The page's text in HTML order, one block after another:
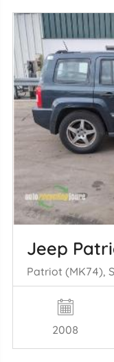
Jeep
Patriot (MK74),
2008